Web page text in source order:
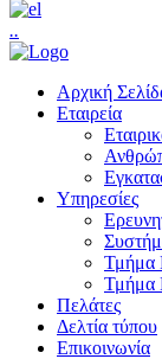
..
Αρχική
Εταιρεία
Υπηρεσίες
Τμήμα
Τμήμα
Πελάτες
Δελτία τύπου
Επικοινωνία